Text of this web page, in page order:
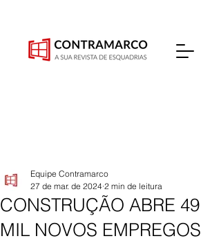
CONSTRUÇÃO ABRE 49
MIL NOVOS EMPREGOS
Equipe Contramarco
27 de mar. de 2024 2 min de leitura